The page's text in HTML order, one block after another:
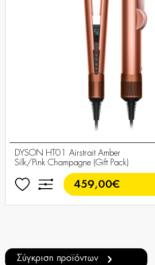
DYSON HT01 Airstrait Amber
Silk/Pink Champagne (Gift Pack)
459,00€
Σύγκριση προϊόντων